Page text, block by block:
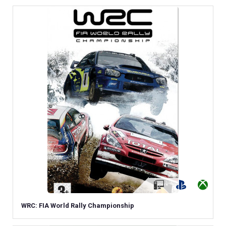
WRC: FIA World Rally Championship